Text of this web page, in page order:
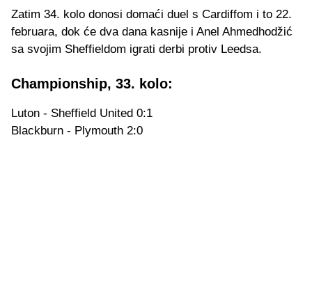
Zatim 34. kolo donosi domaći duel s Cardiffom i to 22.
februara, dok će dva dana kasnije i Anel Ahmedhodžić
sa svojim Sheffieldom igrati derbi protiv Leedsa.
Championship, 33. kolo:
Luton - Sheffield United 0:1
Blackburn - Plymouth 2:0